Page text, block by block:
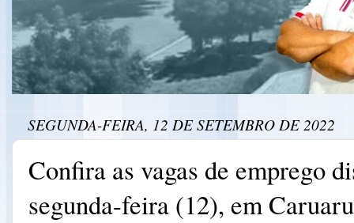
SEGUNDA-FEIRA, 12 DE SETEMBRO DE 2022
Confira as vagas de emprego
segunda-feira (12), em